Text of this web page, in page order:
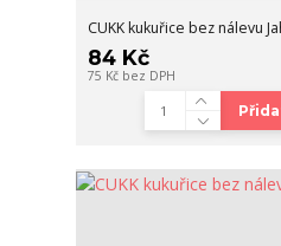
CUKK kukuřice bez nálevu
84 Kč
75 Kč bez DPH